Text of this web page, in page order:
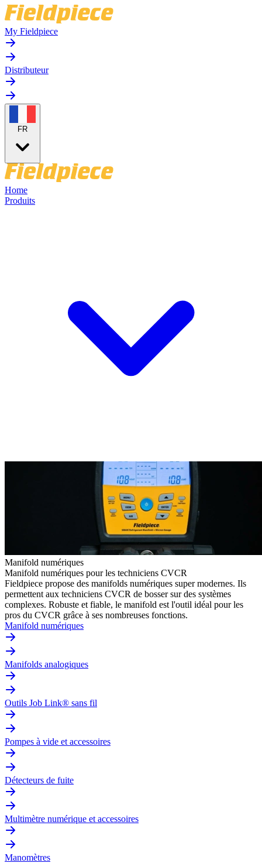
My Fieldpiece
Distributeur
FR
Home
Produits
Manifold numériques
Manifold numériques pour les techniciens CVCR
Fieldpiece propose des manifolds numériques super modernes. Ils
permettent aux techniciens CVCR de bosser sur des systèmes
complexes. Robuste et fiable, le manifold est l'outil idéal pour les
pros du CVCR grâce à ses nombreuses fonctions.
Manifold numériques
Manifolds analogiques
Outils Job Link® sans fil
Pompes à vide et accessoires
Détecteurs de fuite
Multimètre numérique et accessoires
Manomètres